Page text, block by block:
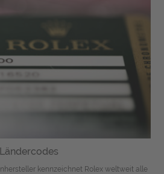
Ländercodes
kennzeichnet Rolex weltweit alle